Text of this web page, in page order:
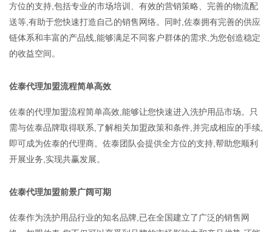
方位的支持,包括专业的市场培训、有效的营销策略、完善的物流配
送等,有助于您快速打造自己的销售网络。同时,佐泰拥有完善的供应
链体系和丰富的产品线,能够满足不同客户群体的需求,为您创造稳定
的收益空间。
佐泰代理加盟流程简单高效
佐泰的代理加盟流程简单高效,能够让您快速进入洗护用品市场。只
需与佐泰品牌取得联系,了解相关加盟政策和条件,并完成相应的手续,
即可成为佐泰的代理商。佐泰团队会提供全方位的支持,帮助您顺利
开展业务,实现共赢发展。
佐泰代理加盟前景广阔可期
佐泰作为洗护用品行业的知名品牌,已在全国建立了广泛的销售网